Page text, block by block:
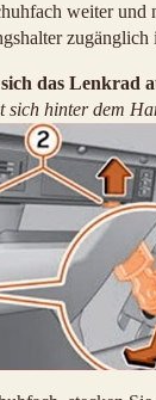
weiter und
zugänglich
das Lenkrad
sich hinter dem